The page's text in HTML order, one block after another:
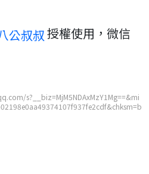
公叔叔授權使用，微信
s?__biz=MjM5NDAxMzY1Mg==&mi